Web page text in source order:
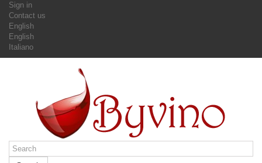
Sign in
Contact us
English
English
Italiano